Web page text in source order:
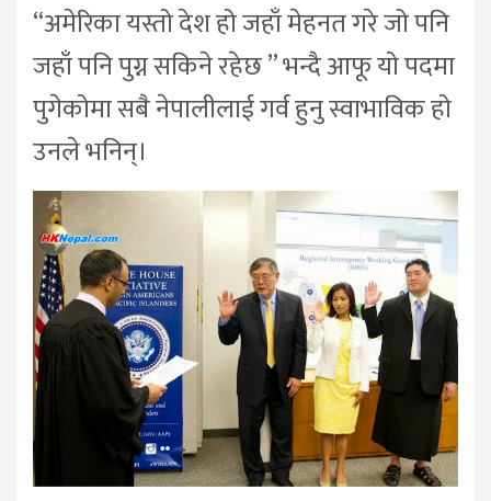
“अमेरिका यस्तो देश हो जहाँ मेहनत गरे जो पनि
जहाँ पनि पुग्न सकिने रहेछ ” भन्दै आफू यो पदमा
पुगेकोमा सबै नेपालीलाई गर्व हुनु स्वाभाविक हो
उनले भनिन्।